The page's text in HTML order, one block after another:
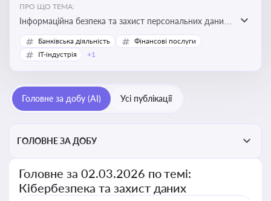
ПРО ЩО ТЕМА:
Інформаційна безпека та захист персональних даних
на підприємстві
Банківська діяльність
Фінансові послуги
IT-індустрія
+1
Головне за добу (AI) Усі публікації
ГОЛОВНЕ ЗА ДОБУ
Головне за 02.03.2026 по темі:
Кібербезпека та захист даних